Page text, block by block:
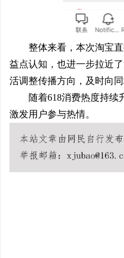
整体来看，本次淘宝
益点认知，也进一步拉近
活调整传播方向，及时向
随着618消费热度持
激发用户参与热情。